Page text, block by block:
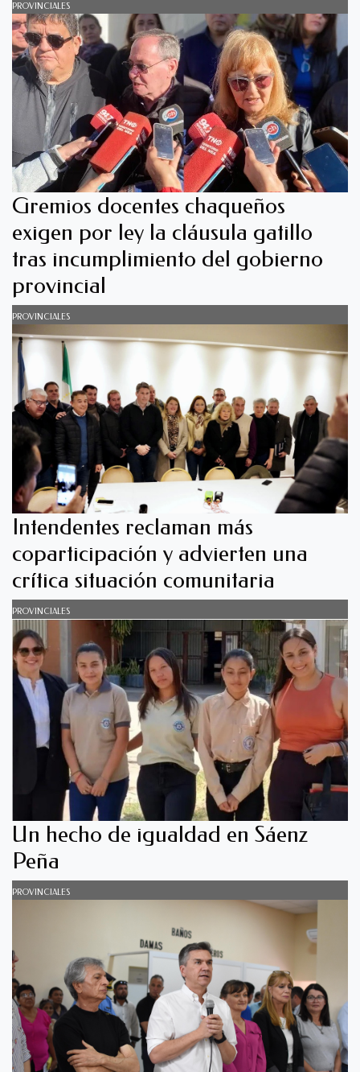
PROVINCIALES
Gremios docentes chaqueños
exigen por ley la cláusula gatillo
tras incumplimiento del gobierno
provincial
PROVINCIALES
Intendentes reclaman más
coparticipación y advierten una
crítica situación comunitaria
PROVINCIALES
Un hecho de igualdad en Sáenz
Peña
PROVINCIALES